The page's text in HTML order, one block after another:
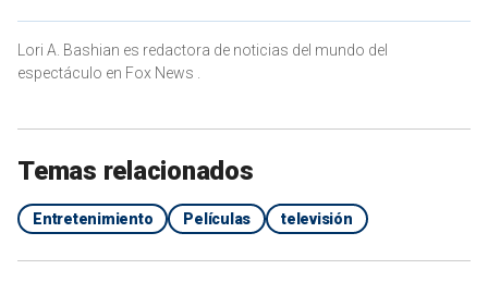
Lori A. Bashian es redactora de noticias del mundo del
espectáculo en Fox News .
Temas relacionados
Entretenimiento Películas televisión